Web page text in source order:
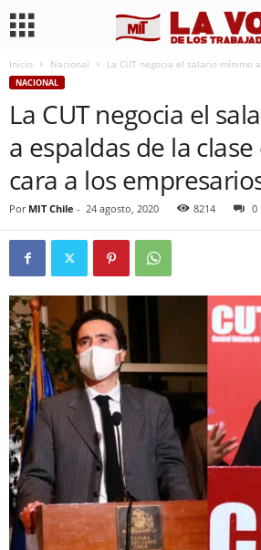
Inicio Nacional La CUT negocia el salario mínimo
NACIONAL
La CUT negocia el
a espaldas de la
cara a los
Por MIT Chile - 24 agosto, 2020 8214 0